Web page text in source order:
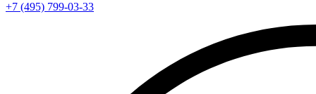
+7 (495) 799-03-33